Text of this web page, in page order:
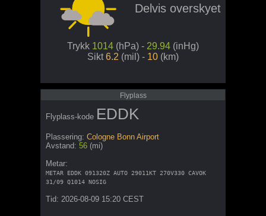
Delvis overskyet
Trykk 1014 (hPa) - 29.94 (inHg)
Sikt6.2 (mil) - 10 (km)
Flyplass
Flyplass-kode EDDK
Plassering: Cologne Bonn Airport
Avstand: 56 (mi)
Metar:
METAR EDDK 091320Z AUTO 29011KT 270V330 CAVOK
31/09 Q1014 NOSIG
Tid: 2026-08-09 15:20 CEST